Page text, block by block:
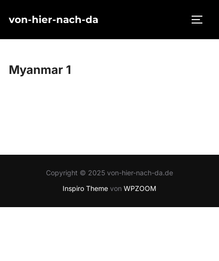
Inhaltvon-hier-nach-da
Myanmar 1
Copyright © 2025 von-hier-nach-da.de
Inspiro Theme von WPZOOM